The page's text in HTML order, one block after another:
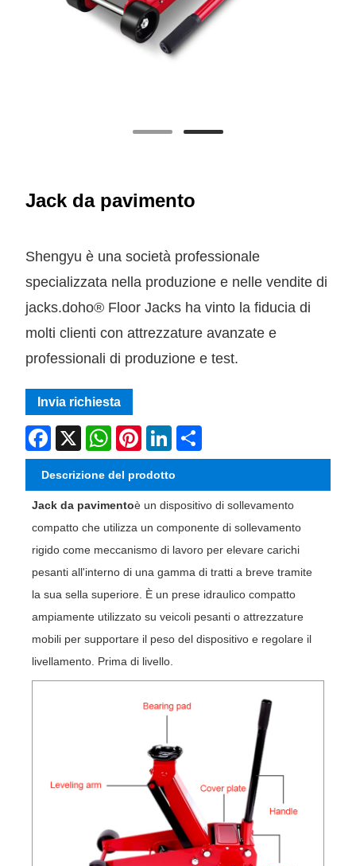
Jack da pavimento
Shengyu è una società professionale
specializzata nella produzione e nelle vendite di
jacks.doho® Floor Jacks ha vinto la fiducia di
molti clienti con attrezzature avanzate e
professionali di produzione e test.
Invia richiesta
Facebook
X WhatsAppPinterestLinkedIn
Descrizione del prodotto
Jack da pavimentoè un dispositivo di sollevamento
compatto che utilizza un componente di sollevamento
rigido come meccanismo di lavoro per elevare carichi
pesanti all'interno di una gamma di tratti a breve tramite
la sua sella superiore. È un prese idraulico compatto
ampiamente utilizzato su veicoli pesanti o attrezzature
mobili per supportare il peso del dispositivo e regolare il
livellamento. Prima di livello.